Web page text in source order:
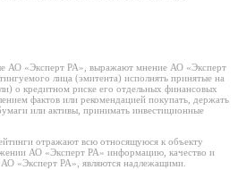
АО «Эксперт РА», выражают мнение АО «Эксперт
лица (эмитента) исполнять принятые на
о кредитном риске его отдельных финансовых
фактов или рекомендацией покупать, держать
или активы, принимать инвестиционные
отражают всю относящуюся к объекту
АО «Эксперт РА» информацию, качество и
«Эксперт РА», являются надлежащими.